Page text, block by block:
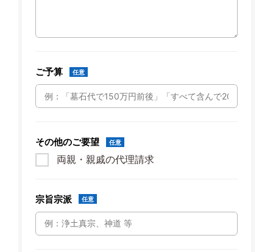
ご予算 任意
その他のご要望 任意
両親・親戚の代理請求
宗旨宗派 任意